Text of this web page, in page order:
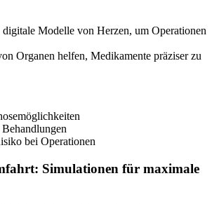
Modelle von Herzen, um Operationen
Organen helfen, Medikamente präziser zu
bei Operationen
Simulationen für maximale